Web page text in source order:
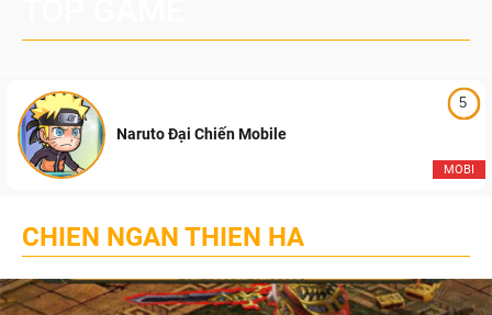
5
MOBI
Naruto Đại Chiến Mobile
CHIEN NGAN THIEN HA